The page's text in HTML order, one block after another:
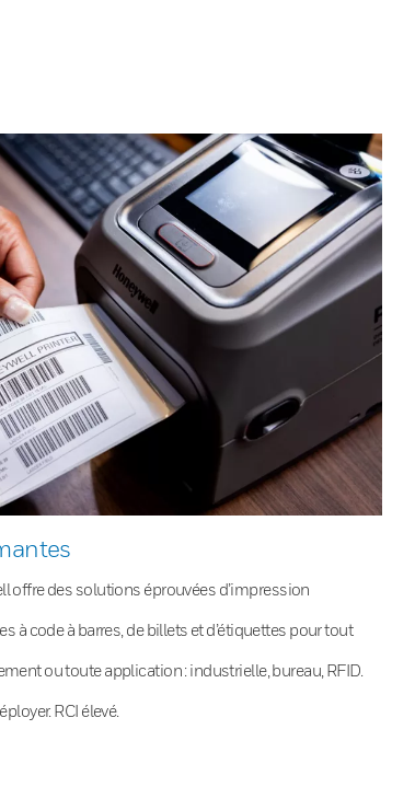
offre des solutions éprouvées d’impression
à code à barres, de billets et d’étiquettes pour tout
ou toute application : industrielle, bureau, RFID.
RCI élevé.